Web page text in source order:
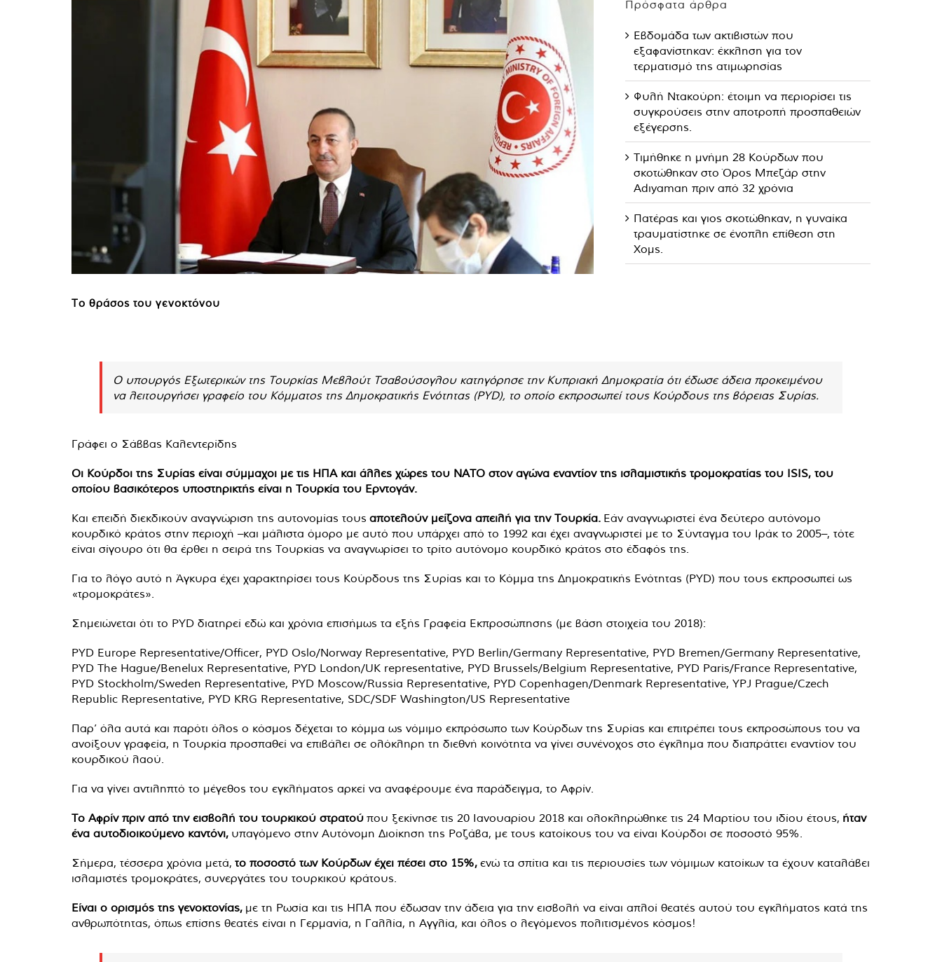
Πρόσφατα άρθρα
Εβδομάδα των ακτιβιστών που
εξαφανίστηκαν: έκκληση για τον
τερματισμό της ατιμωρησίας
Φυλή Ντακούρη: έτοιμη να περιορίσει τις
συγκρούσεις στην αποτροπή προσπαθειών
εξέγερσης.
Τιμήθηκε η μνήμη 28 Κούρδων που
σκοτώθηκαν στο Όρος Μπεζάρ στην
Adıyaman πριν από 32 χρόνια
Πατέρας και γιος σκοτώθηκαν, η γυναίκα
τραυματίστηκε σε ένοπλη επίθεση στη
Χομς.
Το θράσος του γενοκτόνου
Ο υπουργός Εξωτερικών της Τουρκίας Μεβλούτ Τσαβούσογλου κατηγόρησε την Κυπριακή Δημοκρατία ότι έδωσε άδεια προκειμένου
να λειτουργήσει γραφείο του Κόμματος της Δημοκρατικής Ενότητας (PYD), το οποίο εκπροσωπεί τους Κούρδους της βόρειας Συρίας.
Γράφει ο Σάββας Καλεντερίδης
Οι Κούρδοι της Συρίας είναι σύμμαχοι με τις ΗΠΑ και άλλες χώρες του ΝΑΤΟ στον αγώνα εναντίον της ισλαμιστικής τρομοκρατίας του ISIS, του
οποίου βασικότερος υποστηρικτής είναι η Τουρκία του Ερντογάν.
Και επειδή διεκδικούν αναγνώριση της αυτονομίας τους αποτελούν μείζονα απειλή για την Τουρκία. Εάν αναγνωριστεί ένα δεύτερο αυτόνομο
κουρδικό κράτος στην περιοχή –και μάλιστα όμορο με αυτό που υπάρχει από το 1992 και έχει αναγνωριστεί με το Σύνταγμα του Ιράκ το 2005–, τότε
είναι σίγουρο ότι θα έρθει η σειρά της Τουρκίας να αναγνωρίσει το τρίτο αυτόνομο κουρδικό κράτος στο έδαφός της.
Για το λόγο αυτό η Άγκυρα έχει χαρακτηρίσει τους Κούρδους της Συρίας και το Κόμμα της Δημοκρατικής Ενότητας (PYD) που τους εκπροσωπεί ως
«τρομοκράτες».
Σημειώνεται ότι το PYD διατηρεί εδώ και χρόνια επισήμως τα εξής Γραφεία Εκπροσώπησης (με βάση στοιχεία του 2018):
PYD Europe Representative/Officer, PYD Oslo/Norway Representative, PYD Berlin/Germany Representative, PYD Bremen/Germany Representative,
PYD The Hague/Benelux Representative, PYD London/UK representative, PYD Brussels/Belgium Representative, PYD Paris/France Representative,
PYD Stockholm/Sweden Representative, PYD Moscow/Russia Representative, PYD Copenhagen/Denmark Representative, YPJ Prague/Czech
Republic Representative, PYD KRG Representative, SDC/SDF Washington/US Representative
Παρ’ όλα αυτά και παρότι όλος ο κόσμος δέχεται το κόμμα ως νόμιμο εκπρόσωπο των Κούρδων της Συρίας και επιτρέπει τους εκπροσώπους του να
ανοίξουν γραφεία, η Τουρκία προσπαθεί να επιβάλει σε ολόκληρη τη διεθνή κοινότητα να γίνει συνένοχος στο έγκλημα που διαπράττει εναντίον του
κουρδικού λαού.
Για να γίνει αντιληπτό το μέγεθος του εγκλήματος αρκεί να αναφέρουμε ένα παράδειγμα, το Αφρίν.
Το Αφρίν πριν από την εισβολή του τουρκικού στρατού που ξεκίνησε τις 20 Ιανουαρίου 2018 και ολοκληρώθηκε τις 24 Μαρτίου του ιδίου έτους, ήταν
ένα αυτοδιοικούμενο καντόνι, υπαγόμενο στην Αυτόνομη Διοίκηση της Ροζάβα, με τους κατοίκους του να είναι Κούρδοι σε ποσοστό 95%.
Σήμερα, τέσσερα χρόνια μετά, το ποσοστό των Κούρδων έχει πέσει στο 15%, ενώ τα σπίτια και τις περιουσίες των νόμιμων κατοίκων τα έχουν καταλάβει
ισλαμιστές τρομοκράτες, συνεργάτες του τουρκικού κράτους.
Είναι ο ορισμός της γενοκτονίας, με τη Ρωσία και τις ΗΠΑ που έδωσαν την άδεια για την εισβολή να είναι απλοί θεατές αυτού του εγκλήματος κατά της
ανθρωπότητας, όπως επίσης θεατές είναι η Γερμανία, η Γαλλία, η Αγγλία, και όλος ο λεγόμενος πολιτισμένος κόσμος!